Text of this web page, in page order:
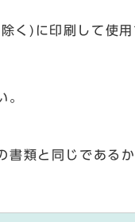
く)に印刷して使用
。
類と同じである